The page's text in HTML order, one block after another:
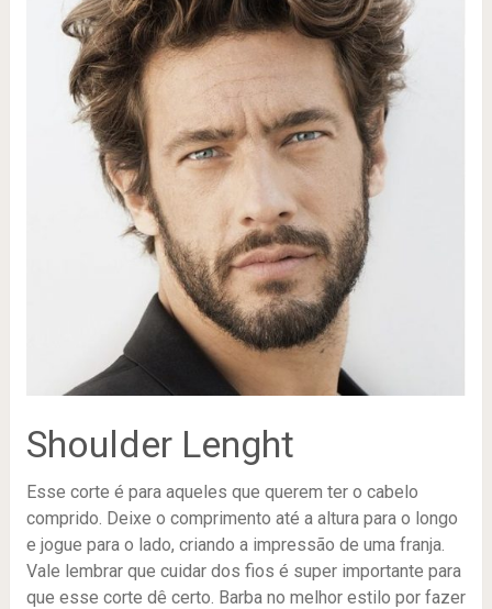
Shoulder Lenght
Esse corte é para aqueles que querem ter o cabelo
comprido. Deixe o comprimento até a altura para o longo
e jogue para o lado, criando a impressão de uma franja.
Vale lembrar que cuidar dos fios é super importante para
que esse corte dê certo. Barba no melhor estilo por fazer